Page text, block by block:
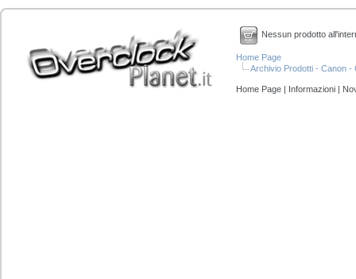
Nessun prodotto
Home Page
Archivio Prodotti - Canon -
Home Page | Informazioni |